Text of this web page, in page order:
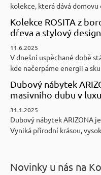
kolekce, která dává domovu
Kolekce ROSITA z
dřeva a stylový
11.6.2025
V dnešní uspěchané době
kde načerpáme energii a
Dubový nábytek
masivního dubu v
31.1.2025
Dubový nábytek ARIZONA
Vyniká přírodní krásou,
Novinky u nás na